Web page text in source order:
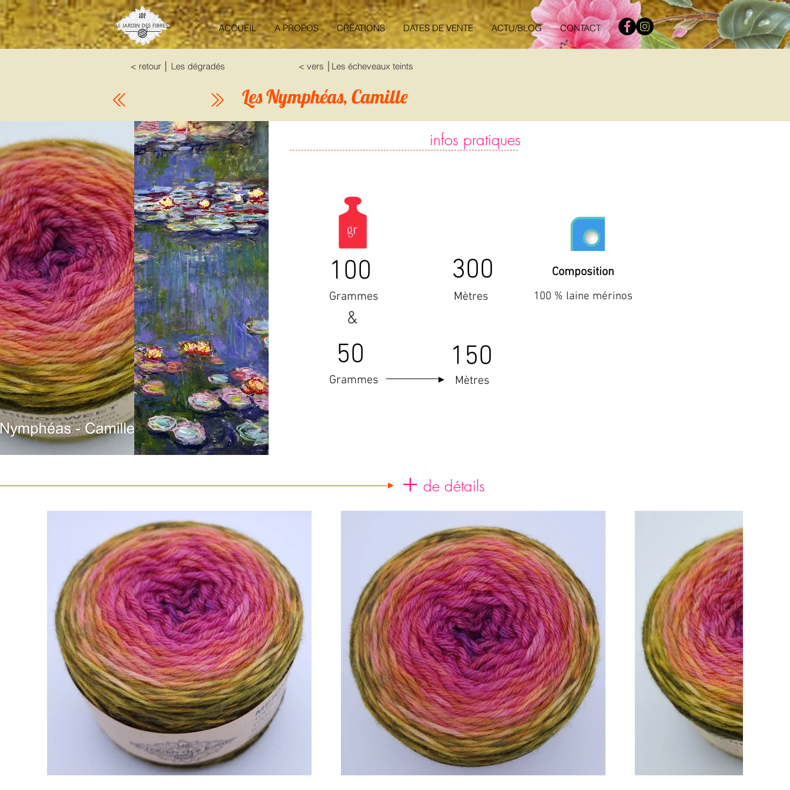
ACCUEIL A PROPOS CRÉATIONS DATES DE VENTE ACTU/BLOG CONTACT
< retour │ Les dégradés < vers │Les écheveaux teints
Les Nymphéas, Camille
infos pratiques
100
Grammes
&
300
Mètres
50
Grammes
150
Mètres
100 % laine mérinos
Composition
+ de détails